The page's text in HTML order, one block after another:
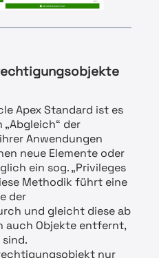
Apex Standard ist es
der
Anwendungen
neue Elemente oder
ein sog. „Privileges
Methodik führt eine
der
und gleicht diese ab
auch Objekte entfernt,
nur